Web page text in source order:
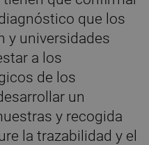
que los
y universidades
a los
de los
un
y recogida
la trazabilidad y el